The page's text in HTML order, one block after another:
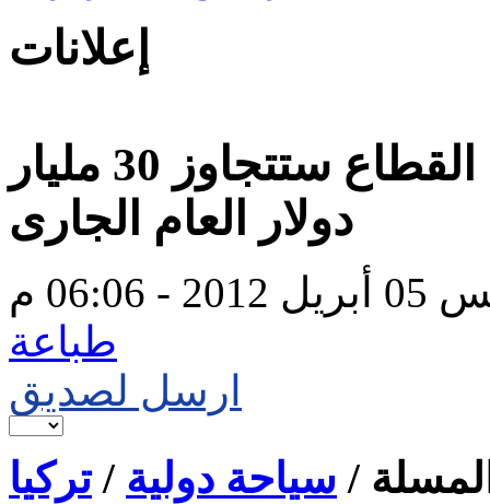
إعلانات
وزير السياحة التركى : عائدات القطاع ستتجاوز 30 مليار
دولار العام الجارى
- 06:06 م
طباعة
ارسل لصديق
/ سياحة دولية /تركيا